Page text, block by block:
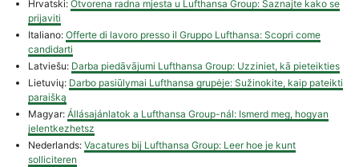
Hrvatski: Otvorena radna mjesta u Lufthansa Group: Saznajte kako se
prijaviti
Italiano: Offerte di lavoro presso il Gruppo Lufthansa: Scopri come
candidarti
Latviešu: Darba piedāvājumi Lufthansa Group: Uzziniet, kā pieteikties
Lietuvių: Darbo pasiūlymai Lufthansa grupėje: Sužinokite, kaip pateikti
paraišką
Magyar: Állásajánlatok a Lufthansa Group-nál: Ismerd meg, hogyan
jelentkezhetsz
Nederlands: Vacatures bij Lufthansa Group: Leer hoe je kunt
solliciteren